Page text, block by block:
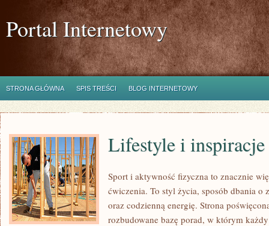
Portal Internetowy
STRONA GŁÓWNA SPIS TREŚCI BLOG INTERNETOWY
Lifestyle i inspiracje
Sport i aktywność fizyczna to znacznie
ćwiczenia. To styl życia, sposób dbania o
oraz codzienną energię. Strona
rozbudowane bazę porad, w którym